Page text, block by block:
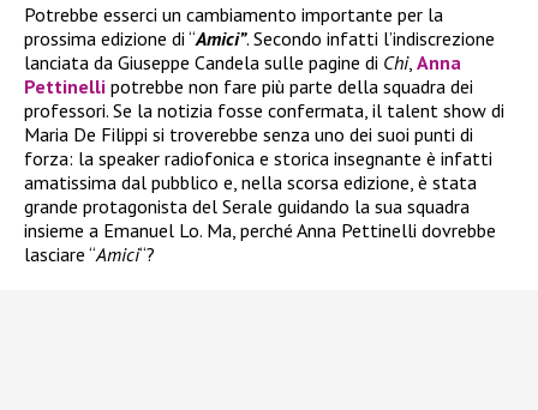
Potrebbe esserci un cambiamento importante per la
prossima edizione di “Amici”. Secondo infatti l’indiscrezione
lanciata da Giuseppe Candela sulle pagine di Chi, Anna
Pettinelli potrebbe non fare più parte della squadra dei
professori. Se la notizia fosse confermata, il talent show di
Maria De Filippi si troverebbe senza uno dei suoi punti di
forza: la speaker radiofonica e storica insegnante è infatti
amatissima dal pubblico e, nella scorsa edizione, è stata
grande protagonista del Serale guidando la sua squadra
insieme a Emanuel Lo. Ma, perché Anna Pettinelli dovrebbe
lasciare “Amici“?